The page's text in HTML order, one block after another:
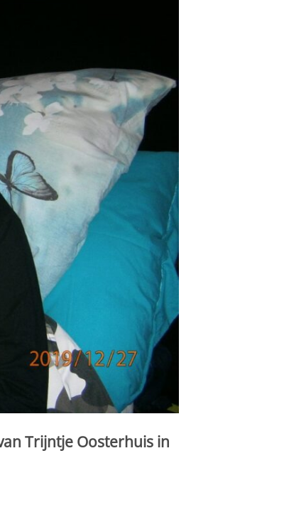
Trijntje Oosterhuis in